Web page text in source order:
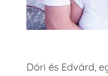
Dóri és Edvárd,